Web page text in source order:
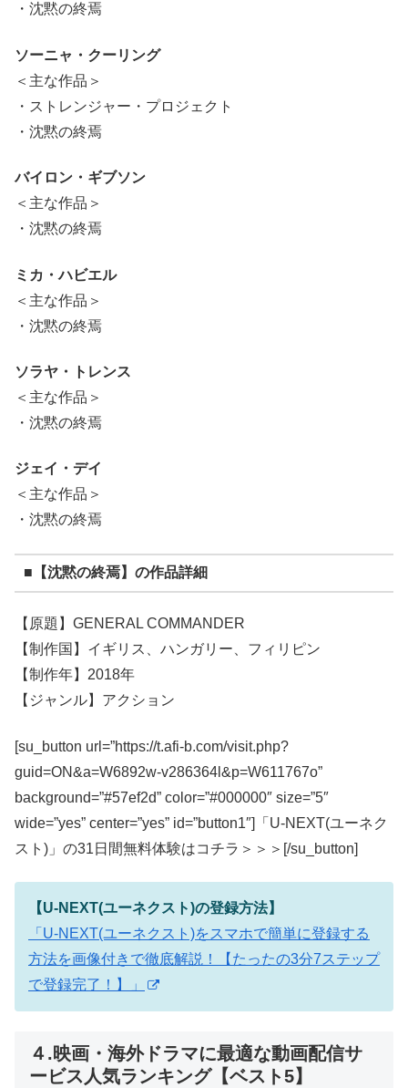
・沈黙の終焉
ソーニャ・クーリング
＜主な作品＞
・ストレンジャー・プロジェクト
・沈黙の終焉
バイロン・ギブソン
＜主な作品＞
・沈黙の終焉
ミカ・ハビエル
＜主な作品＞
・沈黙の終焉
ソラヤ・トレンス
＜主な作品＞
・沈黙の終焉
ジェイ・デイ
＜主な作品＞
・沈黙の終焉
■【沈黙の終焉】の作品詳細
【原題】GENERAL COMMANDER
【制作国】イギリス、ハンガリー、フィリピン
【制作年】2018年
【ジャンル】アクション
[su_button url=”https://t.afi-b.com/visit.php?
guid=ON&a=W6892w-v286364l&p=W611767o”
background=”#57ef2d” color=”#000000″ size=”5″
wide=”yes” center=”yes” id=”button1″]「U-NEXT(ユーネク
スト)」の31日間無料体験はコチラ＞＞＞[/su_button]
【U-NEXT(ユーネクスト)の登録方法】
「U-NEXT(ユーネクスト)をスマホで簡単に登録する
方法を画像付きで徹底解説！【たったの3分7ステップ
で登録完了！】」
４.映画・海外ドラマに最適な動画配信サ
ービス人気ランキング【ベスト5】